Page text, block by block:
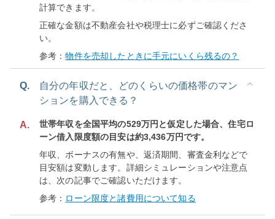
計算できます。
正確な金額は不動産会社や税理士に必ずご確認くださ
い。
参考：物件を売却したときに手元にいくら残るの？
Q.
自分の年収だと、どのくらいの価格帯のマン
ションを購入できる？
A.
世帯年収を全国平均の529万円と仮定した場合、住宅ロ
ーン借入限度額の目安は約3,436万円です。
年収、ボーナスの有無や、返済期間、審査金利などで
目安額は変動します。詳細シミュレーションや注意点
は、次の記事でご確認いただけます。
参考： ローン限度と諸費用について知る